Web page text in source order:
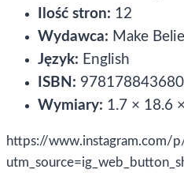
Ilość stron: 12
Wydawca: Make
Język: English
ISBN:
Wymiary: 1.7 × 18.6
https://www.instagram.com/